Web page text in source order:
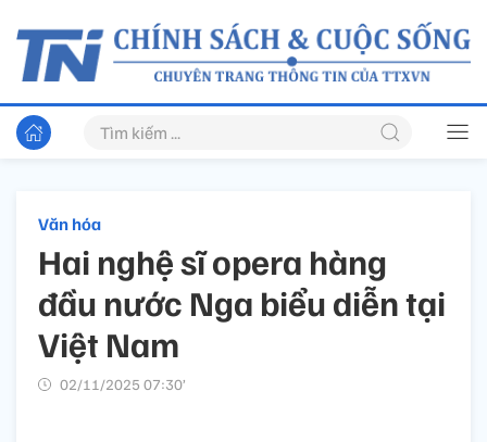
Văn hóa
Hai nghệ sĩ opera hàng
đầu nước Nga biểu diễn tại
Việt Nam
02/11/2025 07:30’